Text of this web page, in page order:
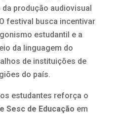
produção audiovisual
festival busca incentivar
estudantil e a
da linguagem do
de instituições de
do país.
estudantes reforça o
Sesc de Educação em